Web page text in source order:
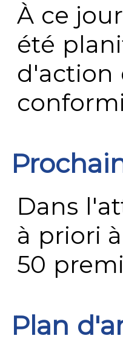
À ce
été
d'action
Dans
à priori
50
Plan